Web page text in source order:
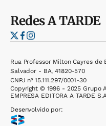
RedesA TARDE
Rua Professor Milton Cayres de
Salvador - BA, 41820-570
CNPJ nº 15.111.297/0001-30
Copyright © 1996 - 2025 Grupo
EMPRESA EDITORA A TARDE
Desenvolvido por: